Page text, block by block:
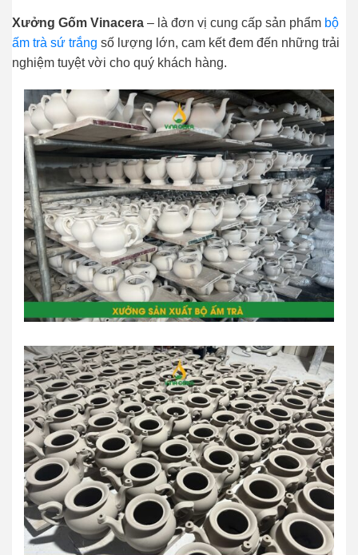
Xưởng Gốm Vinacera – là đơn vị cung cấp sản phẩm bộ
ấm trà sứ trắng số lượng lớn, cam kết đem đến những trải
nghiệm tuyệt vời cho quý khách hàng.